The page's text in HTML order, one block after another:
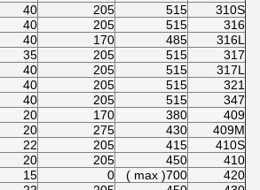
310S
515
205
40
316
515
205
40
316L
485
170
40
317
515
205
35
317L
515
205
40
321
515
205
40
347
515
205
40
409
380
170
20
409M
430
275
20
410S
415
205
22
410
450
205
20
420
700( max )
0
15